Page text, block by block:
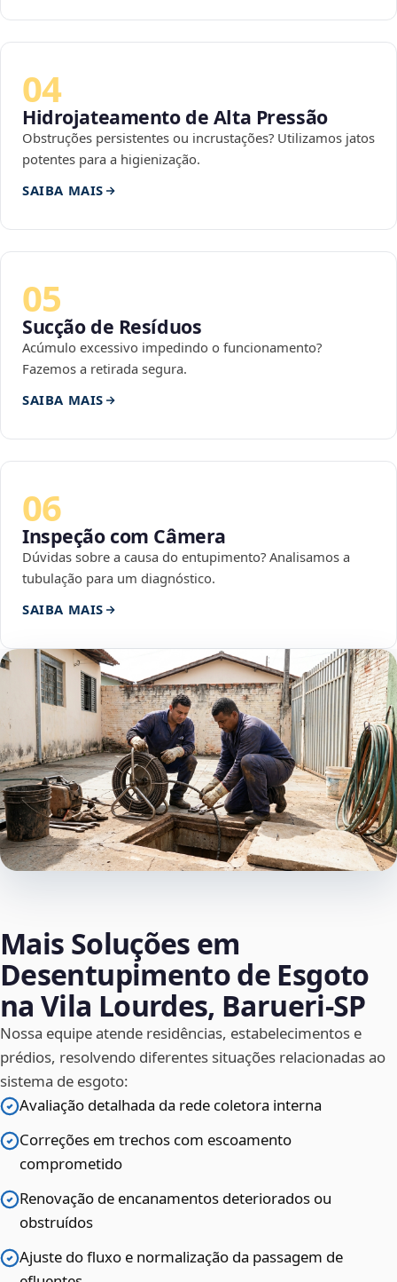
04
Hidrojateamento de Alta Pressão
Obstruções persistentes ou incrustações? Utilizamos jatos
potentes para a higienização.
SAIBA MAIS
05
Sucção de Resíduos
Acúmulo excessivo impedindo o funcionamento?
Fazemos a retirada segura.
SAIBA MAIS
06
Inspeção com Câmera
Dúvidas sobre a causa do entupimento? Analisamos a
tubulação para um diagnóstico.
SAIBA MAIS
Mais Soluções em
Desentupimento de Esgoto
na Vila Lourdes, Barueri‑SP
Nossa equipe atende residências, estabelecimentos e
prédios, resolvendo diferentes situações relacionadas ao
sistema de esgoto:
Avaliação detalhada da rede coletora interna
Correções em trechos com escoamento
comprometido
Renovação de encanamentos deteriorados ou
obstruídos
Ajuste do fluxo e normalização da passagem de